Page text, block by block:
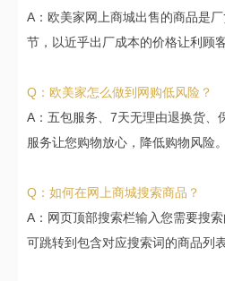
A：欧美家网上商城出售的商品是
节，以近乎出厂成本的价格让利顾
Q：欧美家怎么做到网购低风险？
A：五包服务、7天无理由退换货、
服务让您购物放心，降低购物风险。
Q：如何在网上商城搜索商品？
A：网页顶部搜索栏输入您需要搜
可跳转到包含对应搜索词的商品列表